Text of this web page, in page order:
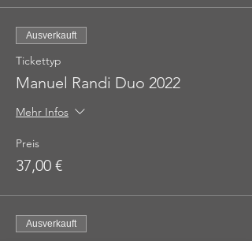
Ausverkauft
Tickettyp
Manuel Randi Duo 2022
Mehr Infos
Preis
37,00 €
Ausverkauft